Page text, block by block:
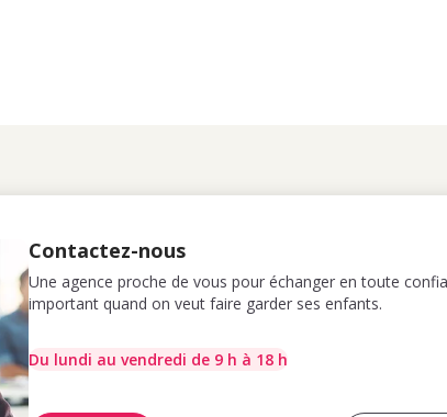
Contactez-nous
Une agence proche de vous pour échanger en toute
important quand on veut faire garder ses enfants.
Du lundi au vendredi de 9 h à 18 h